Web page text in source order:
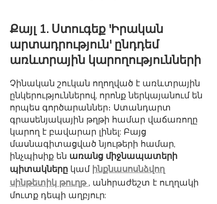
Քայլ 1. Ստուգեք 'Իրական
արտադրություն' ընդդեմ
առևտրային կարողությունների
Չինական շուկան ողողված է առևտրային
ընկերություններով, որոնք ներկայանում են
որպես գործարաններ։ Ստանդարտ
գրասենյակային թղթի համար վաճառողը
կարող է բավարար լինել: Բայց
մասնագիտացված նյութերի համար,
ինչպիսիք են առանց միջնապատերի
պիտակները կամ ինքնասոսնձվող
սինթետիկ թուղթ, անհրաժեշտ է ուղղակի
մուտք դեպի աղբյուր: